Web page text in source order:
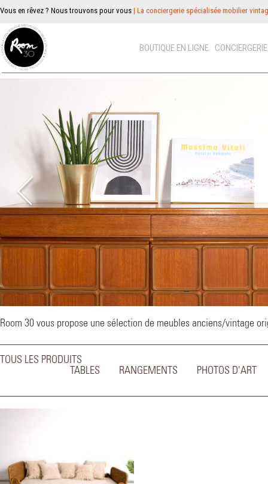
Vous en rêvez ? Nous trouvons pour vous | La conciergerie spécialisée mobilier
BOUTIQUE EN LIGNE
–
Room 30 vous propose une sélection de meubles anciens/vintage
TOUS LES PRODUITS
PHOTOS D'ART
RANGEMENTS
TABLES